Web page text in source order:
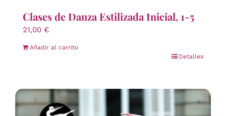
Clases de Danza Estilizada Inicial, 1-5
21,00 €
Añadir al carrito
Detalles